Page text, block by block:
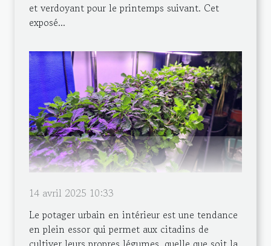
et verdoyant pour le printemps suivant. Cet
exposé...
14 avril 2025 10:33
Le potager urbain en intérieur est une tendance
en plein essor qui permet aux citadins de